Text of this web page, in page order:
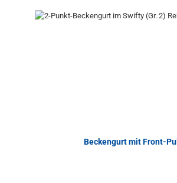
Beckengurt mit Front-Pull